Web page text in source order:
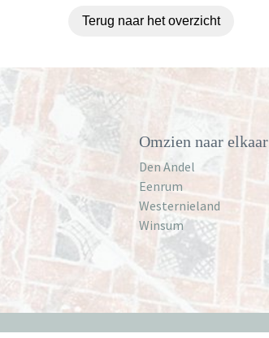
Terug naar het overzicht
Omzien naar elkaar
Den Andel
Eenrum
Westernieland
Winsum